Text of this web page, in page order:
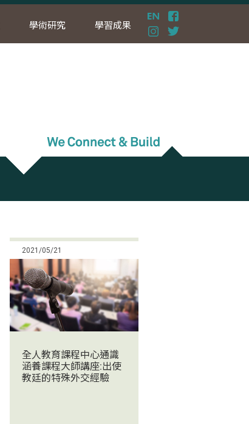
學術研究 學習成果
2021/05/21
全人教育課程中心通識
涵養課程大師講座:出使
教廷的特殊外交經驗